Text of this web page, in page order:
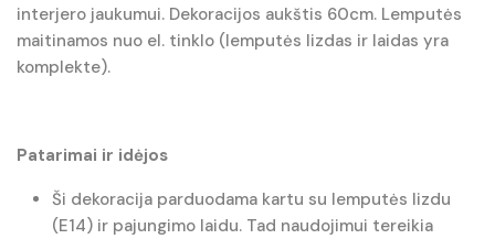
interjero jaukumui. Dekoracijos aukštis 60cm. Lemputės
maitinamos nuo el. tinklo (lemputės lizdas ir laidas yra
komplekte).
Patarimai ir idėjos
Ši dekoracija parduodama kartu su lemputės lizdu
(E14) ir pajungimo laidu. Tad naudojimui tereikia